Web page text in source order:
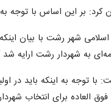
بر این اساس با توجه به
شهر رشت با بیان
به شهردار رشت ارایه
با توجه به اینکه باید در
العاده برای انتخاب